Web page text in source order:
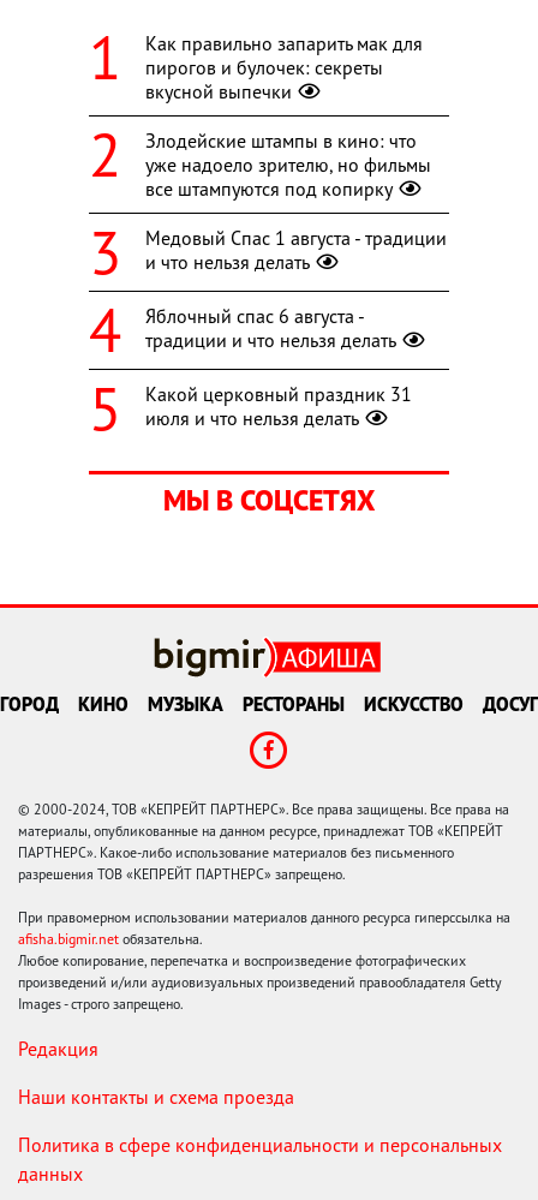
Как правильно запарить мак для
пирогов и булочек: секреты
вкусной выпечки
Злодейские штампы в кино: что
уже надоело зрителю, но фильмы
все штампуются под копирку
Медовый Спас 1 августа - традиции
и что нельзя делать
Яблочный спас 6 августа -
традиции и что нельзя делать
Какой церковный праздник 31
июля и что нельзя делать
МЫ В СОЦСЕТЯХ
ГОРОД КИНО МУЗЫКА РЕСТОРАНЫ ИСКУССТВО ДОСУГ
© 2000-2024, ТОВ «КЕПРЕЙТ ПАРТНЕРС». Все права защищены. Все права на
материалы, опубликованные на данном ресурсе, принадлежат ТОВ «КЕПРЕЙТ
ПАРТНЕРС». Какое-либо использование материалов без письменного
разрешения ТОВ «КЕПРЕЙТ ПАРТНЕРС» запрещено.
При правомерном использовании материалов данного ресурса гиперссылка на
afisha.bigmir.net обязательна.
Любое копирование, перепечатка и воспроизведение фотографических
произведений и/или аудиовизуальных произведений правообладателя Getty
Images - строго запрещено.
Редакция
Наши контакты и схема проезда
Политика в сфере конфиденциальности и персональных
данных